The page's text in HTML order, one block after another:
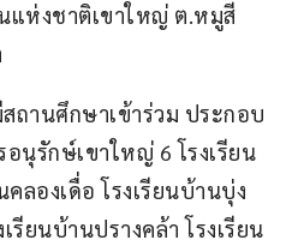
ห่งชาติเขาใหญ่ ต.หมูสี
ถานศึกษาเข้าร่วม ประกอบ
อนุรักษ์เขาใหญ่ 6 โรงเรียน
ลองเดื่อ โรงเรียนบ้านบุ่ง
รียนบ้านปรางคล้า โรงเรียน